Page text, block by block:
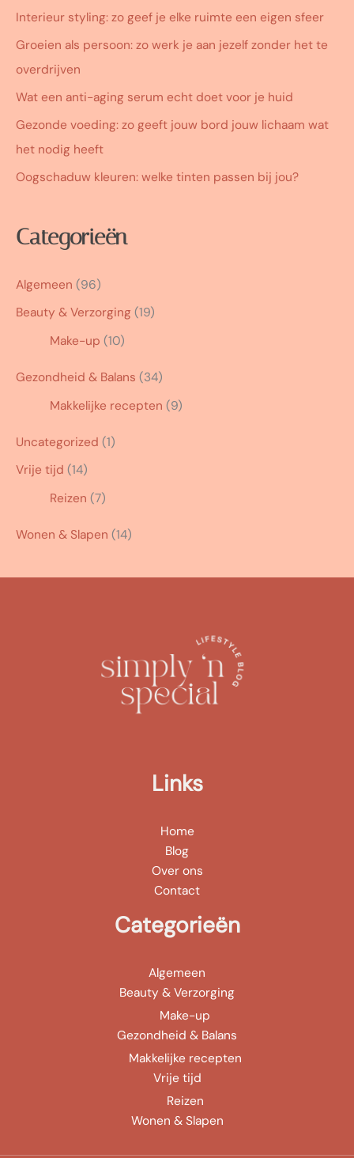
Interieur styling: zo geef je elke ruimte een eigen sfeer
Groeien als persoon: zo werk je aan jezelf zonder het te
overdrijven
Wat een anti-aging serum echt doet voor je huid
Gezonde voeding: zo geeft jouw bord jouw lichaam wat
het nodig heeft
Oogschaduw kleuren: welke tinten passen bij jou?
Categorieën
Algemeen (96)
Beauty & Verzorging (19)
Make-up (10)
Gezondheid & Balans (34)
Makkelijke recepten (9)
Uncategorized (1)
Vrije tijd (14)
Reizen (7)
Wonen & Slapen (14)
Links
Home
Blog
Over ons
Contact
Categorieën
Algemeen
Beauty & Verzorging
Make-up
Gezondheid & Balans
Makkelijke recepten
Vrije tijd
Reizen
Wonen & Slapen